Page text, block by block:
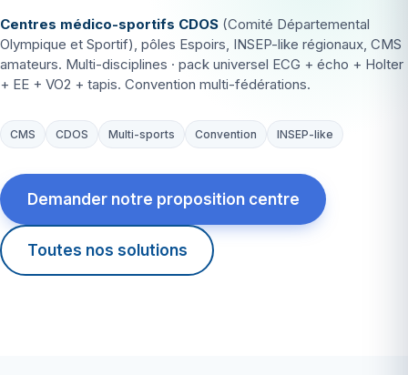
Centres médico-sportifs CDOS (Comité Départemental
Olympique et Sportif), pôles Espoirs, INSEP-like régionaux, CMS
amateurs. Multi-disciplines · pack universel ECG + écho + Holter
+ EE + VO2 + tapis. Convention multi-fédérations.
CMS CDOS Multi-sports Convention INSEP-like
Demander notre proposition centre
Toutes nos solutions